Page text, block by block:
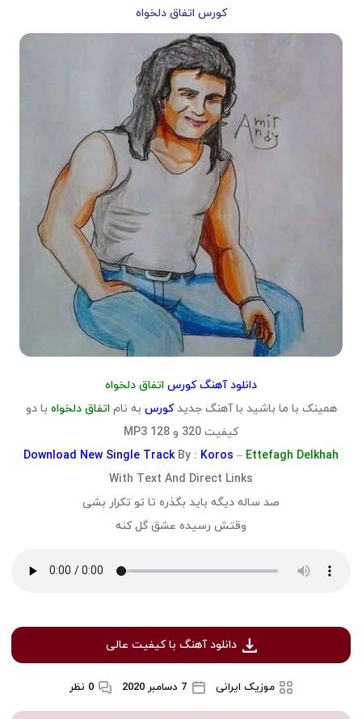
کورس اتفاق دلخواه
دانلود آهنگ کورس اتفاق دلخواه
همینک با ما باشید با آهنگ جدیدکورس به ناماتفاق دلخواه با دو
کیفیت 320 و 128 MP3
Download New Single Track By : Koros – Ettefagh Delkhah
With Text And Direct Links
صد ساله دیگه باید بگذره تا تو تکرار بشی
وقتش رسیده عشق گل کنه
دانلود آهنگ با کیفیت عالی
موزیک ایرانی 7 دسامبر 2020 0 نظر